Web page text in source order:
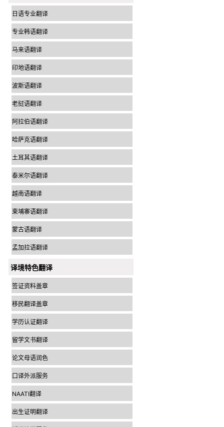
日语专业翻译
专业韩语翻译
马来语翻译
印地语翻译
波斯语翻译
老挝语翻译
阿拉伯语翻译
哈萨克语翻译
土耳其语翻译
泰米尔语翻译
越南语翻译
柬埔寨语翻译
蒙古语翻译
孟加拉语翻译
译境特色翻译
签证资料盖章
移民翻译盖章
学历认证翻译
留学文书翻译
论文母语润色
口译外派服务
NAATI翻译
出生证明翻译